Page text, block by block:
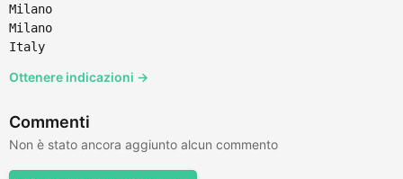
Milano
Milano
Italy
Ottenere indicazioni →
Commenti
Non è stato ancora aggiunto alcun commento